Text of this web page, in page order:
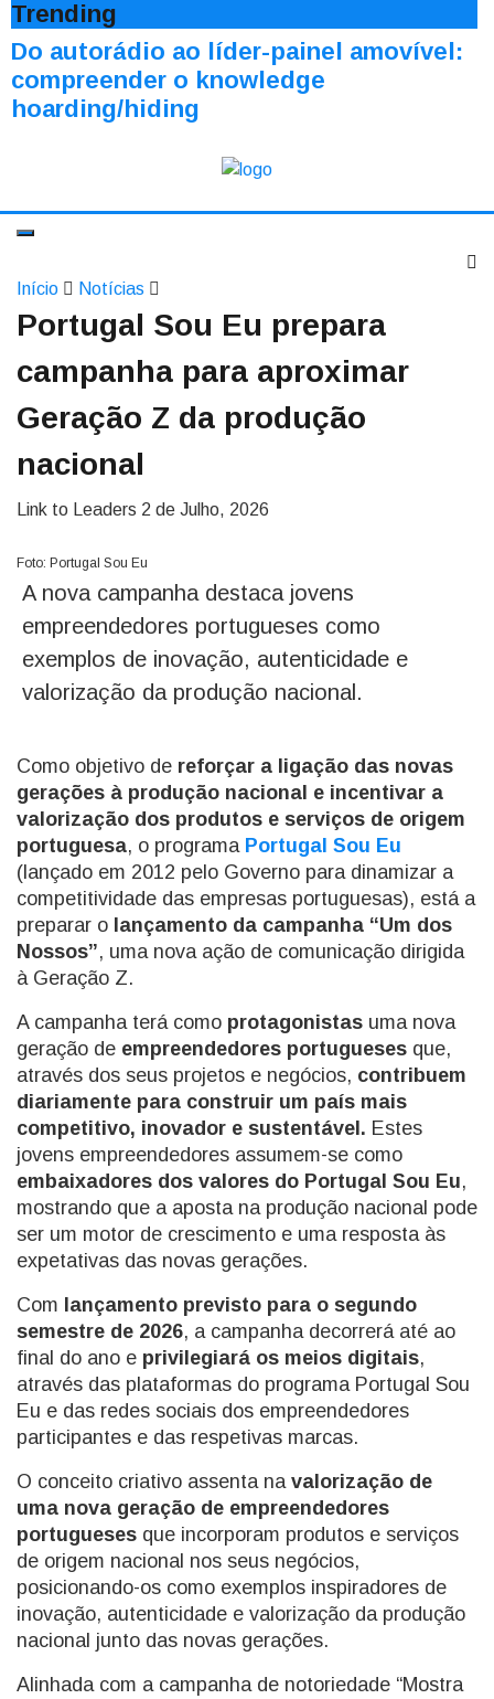
Trending
Do autorádio ao líder-painel amovível:
compreender o knowledge
hoarding/hiding
Início Notícias
Portugal Sou Eu prepara
campanha para aproximar
Geração Z da produção
nacional
Link to Leaders 2 de Julho, 2026
Foto: Portugal Sou Eu
A nova campanha destaca jovens
empreendedores portugueses como
exemplos de inovação, autenticidade e
valorização da produção nacional.
Como objetivo de reforçar a ligação das novas
gerações à produção nacional e incentivar a
valorização dos produtos e serviços de origem
portuguesa, o programa Portugal Sou Eu
(lançado em 2012 pelo Governo para dinamizar a
competitividade das empresas portuguesas), está a
preparar o lançamento da campanha “Um dos
Nossos”, uma nova ação de comunicação dirigida
à Geração Z.
A campanha terá como protagonistas uma nova
geração de empreendedores portugueses que,
através dos seus projetos e negócios, contribuem
diariamente para construir um país mais
competitivo, inovador e sustentável. Estes
jovens empreendedores assumem-se como
embaixadores dos valores do Portugal Sou Eu,
mostrando que a aposta na produção nacional pode
ser um motor de crescimento e uma resposta às
expetativas das novas gerações.
Com lançamento previsto para o segundo
semestre de 2026, a campanha decorrerá até ao
final do ano e privilegiará os meios digitais,
através das plataformas do programa Portugal Sou
Eu e das redes sociais dos empreendedores
participantes e das respetivas marcas.
O conceito criativo assenta na valorização de
uma nova geração de empreendedores
portugueses que incorporam produtos e serviços
de origem nacional nos seus negócios,
posicionando-os como exemplos inspiradores de
inovação, autenticidade e valorização da produção
nacional junto das novas gerações.
Alinhada com a campanha de notoriedade “Mostra